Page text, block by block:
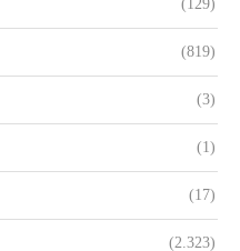
(129)
(819)
(3)
(1)
(17)
(2.323)